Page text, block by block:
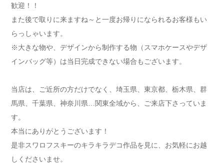
歓迎！！
また後で取りに来ますね～と一度お帰りになられるお客様もい
らっしゃいます。
※大きな物や、デザインから制作する物（スマホケースやデザ
インバッグ等）は当日完成できない場合もございます。
当店は、ご近所の方だけでなく、埼玉県、東京都、栃木県、群
馬県、千葉県、神奈川県…関東全域から、ご来店下さっていま
す。
本当にありがとうございます！
是非スワロフスキーのキラキラデコ作品を見に、お気軽にお越
しくださいませ。